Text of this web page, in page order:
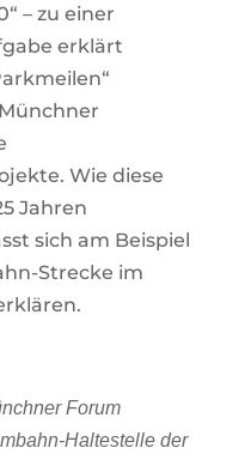
– zu einer
erklärt
Wie diese
Jahren
sich am Beispiel
Strecke im
Forum
Haltestelle der